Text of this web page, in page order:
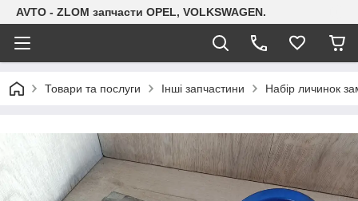
AVTO - ZLOM запчасти OPEL, VOLKSWAGEN.
Товари та послуги Інші запчастини Набір личинок